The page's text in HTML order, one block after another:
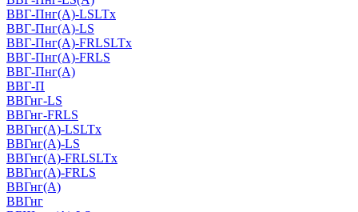
ВВГ-Пнг(А)-LSLTx
ВВГ-Пнг(А)-LS
ВВГ-Пнг(А)-FRLSLTx
ВВГ-Пнг(А)-FRLS
ВВГ-Пнг(А)
ВВГ-П
ВВГнг-LS
ВВГнг-FRLS
ВВГнг(А)-LSLTx
ВВГнг(А)-LS
ВВГнг(А)-FRLSLTx
ВВГнг(А)-FRLS
ВВГнг(А)
ВВГнг